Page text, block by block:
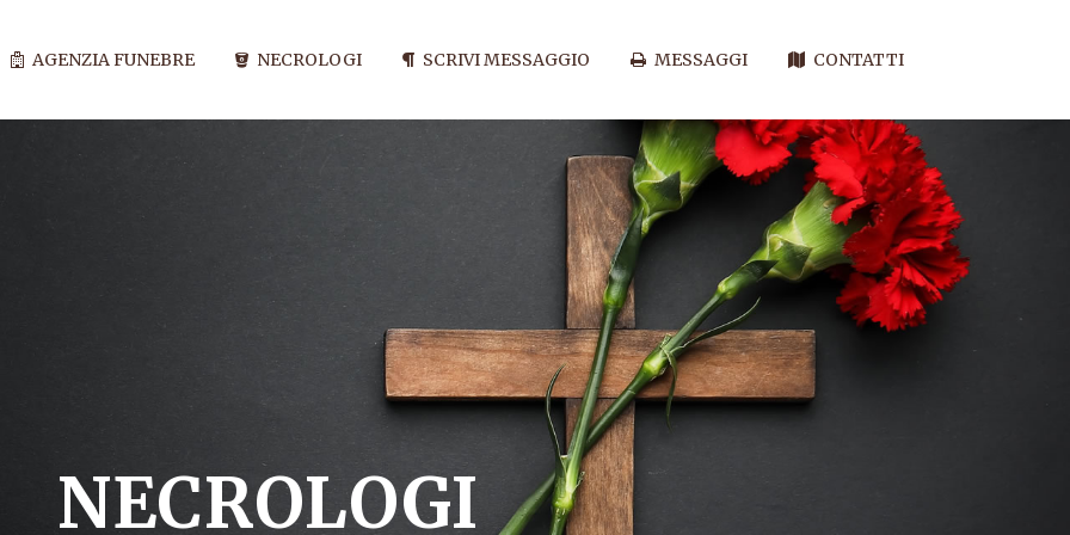
AGENZIA FUNEBRE NECROLOGI SCRIVI MESSAGGIO MESSAGGI CONTATTI
NECROLOGI